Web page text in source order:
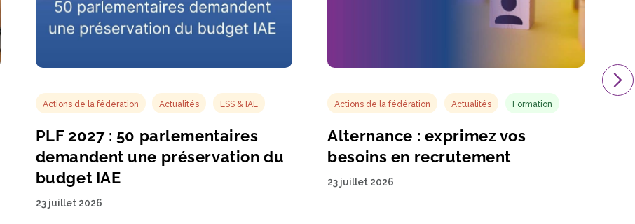
Actions de la fédération Actualités ESS & IAE
PLF 2027 : 50 parlementaires
demandent une préservation du
budget IAE
23 juillet 2026
Actions de la fédération Actualités Formation
Alternance : exprimez vos
besoins en recrutement
23 juillet 2026